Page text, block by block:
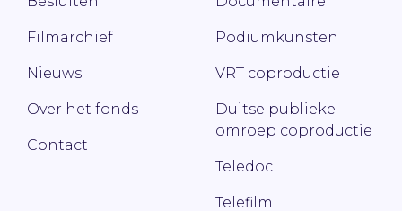
Filmarchief
Nieuws
Over het fonds
Contact
Podiumkunsten
VRT coproductie
Duitse publieke
omroep coproductie
Teledoc
Telefilm